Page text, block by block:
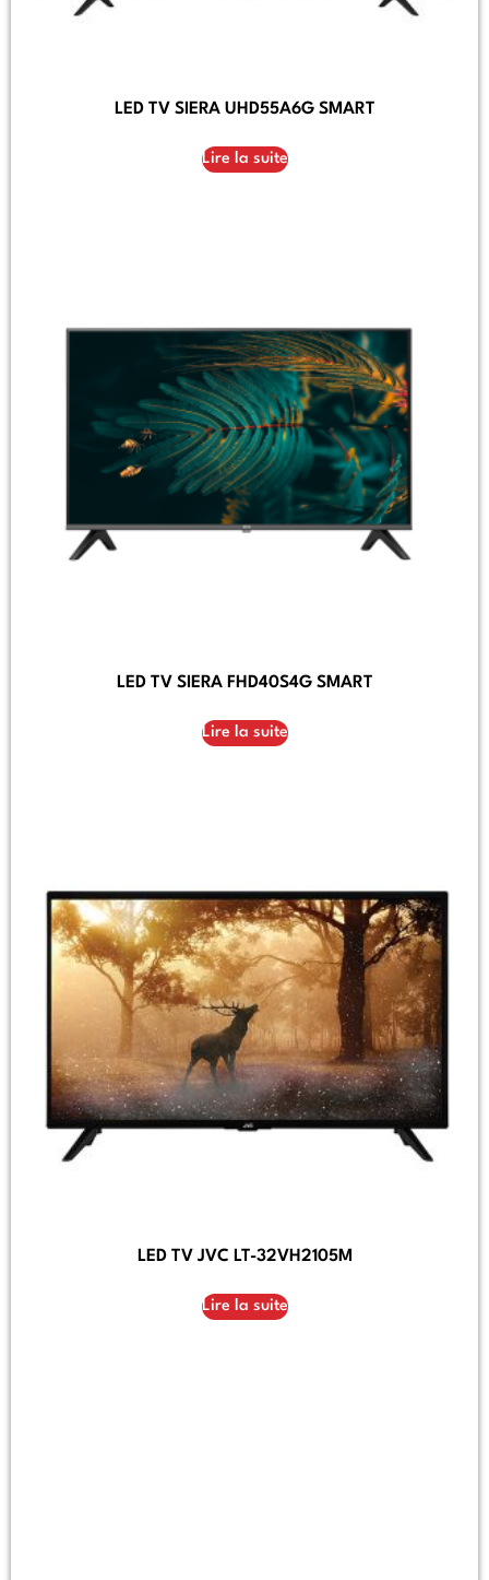
LED TV SIERA UHD55A6G SMART
Lire la suite
LED TV SIERA FHD40S4G SMART
Lire la suite
LED TV JVC LT-32VH2105M
Lire la suite